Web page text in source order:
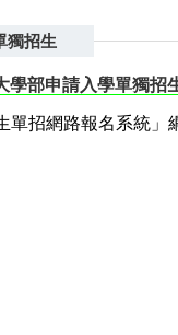
獨招生
學部申請入學單獨招
單招網路報名系統」